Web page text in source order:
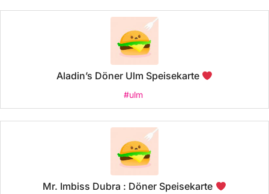
Aladin’s Döner Ulm Speisekarte
#ulm
Mr. Imbiss Dubra : Döner Speisekarte